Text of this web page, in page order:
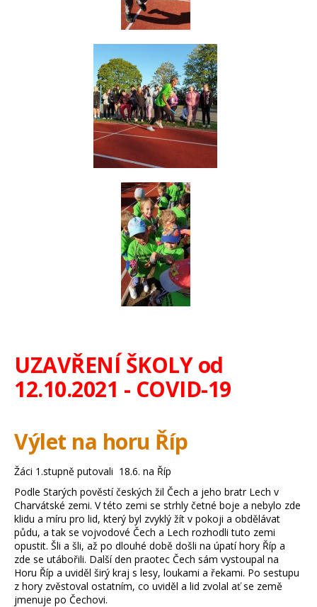
UZAVŘENÍ ŠKOLY od
12.10.2021 - COVID-19
Výlet na horu Říp
Žáci 1.stupně putovali 18.6. na Říp
Podle Starých pověstí českých žil Čech a jeho bratr Lech v
Charvátské zemi. V této zemi se strhly četné boje a nebylo zde
klidu a míru pro lid, který byl zvyklý žít v pokoji a obdělávat
půdu, a tak se vojvodové Čech a Lech rozhodli tuto zemi
opustit. Šli a šli, až po dlouhé době došli na úpatí hory Říp a
zde se utábořili. Další den praotec Čech sám vystoupal na
Horu Říp a uviděl širý kraj s lesy, loukami a řekami. Po sestupu
z hory zvěstoval ostatním, co uviděl a lid zvolal ať se země
jmenuje po Čechovi.